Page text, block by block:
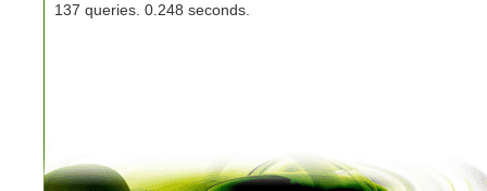
137 queries. 0.248 seconds.